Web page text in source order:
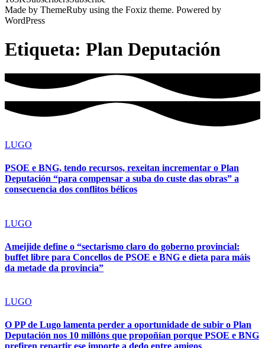
Made by ThemeRuby using the Foxiz theme. Powered by
WordPress
Etiqueta: Plan Deputación
LUGO
PSOE e BNG, tendo recursos, rexeitan incrementar o Plan
Deputación “para compensar a suba do custe das obras” a
consecuencia dos conflitos bélicos
LUGO
Ameijide define o “sectarismo claro do goberno provincial:
buffet libre para Concellos de PSOE e BNG e dieta para máis
da metade da provincia”
LUGO
O PP de Lugo lamenta perder a oportunidade de subir o Plan
Deputación nos 10 millóns que propoñían porque PSOE e BNG